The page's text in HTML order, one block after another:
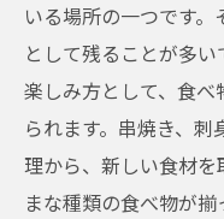
いる場所の一つです
として残ることが多
楽しみ方として、食
られます。串焼き、
理から、新しい食材
まな種類の食べ物が